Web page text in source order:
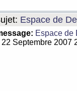
Espace de
Espace de
22 Septembre 2007